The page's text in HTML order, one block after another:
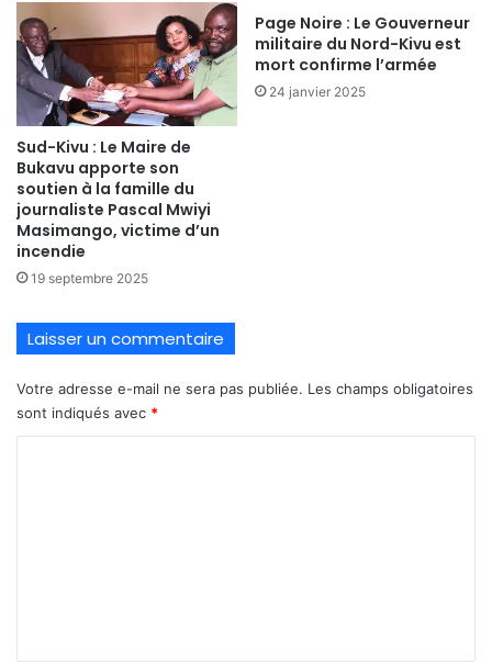
Sud-Kivu : Le Maire de
Bukavu apporte son
soutien à la famille du
journaliste Pascal Mwiyi
Masimango, victime d’un
incendie
19 septembre 2025
Page Noire : Le Gouverneur
militaire du Nord-Kivu est
mort confirme l’armée
24 janvier 2025
Laisser un commentaire
Votre adresse e-mail ne sera pas publiée. Les champs obligatoires
sont indiqués avec *